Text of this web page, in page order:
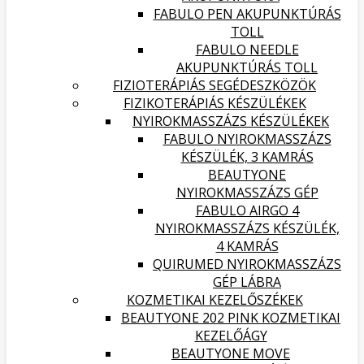
FABULO PEN AKUPUNKTÚRÁS
TOLL
FABULO NEEDLE
AKUPUNKTÚRÁS TOLL
FIZIOTERÁPIÁS SEGÉDESZKÖZÖK
FIZIKOTERÁPIÁS KÉSZÜLÉKEK
NYIROKMASSZÁZS KÉSZÜLÉKEK
FABULO NYIROKMASSZÁZS
KÉSZÜLÉK, 3 KAMRÁS
BEAUTYONE
NYIROKMASSZÁZS GÉP
FABULO AIRGO 4
NYIROKMASSZÁZS KÉSZÜLÉK,
4 KAMRÁS
QUIRUMED NYIROKMASSZÁZS
GÉP LÁBRA
KOZMETIKAI KEZELŐSZÉKEK
BEAUTYONE 202 PINK KOZMETIKAI
KEZELŐÁGY
BEAUTYONE MOVE